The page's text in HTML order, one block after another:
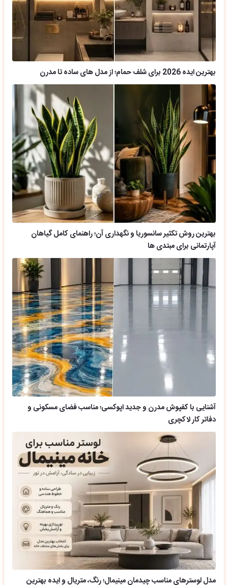
بهترین ایده 2026 برای شلف حمام؛ از مدل های ساده تا مدرن
بهترین روش تکثیر سانسوریا و نگهداری آن؛ راهنمای کامل گیاهان
آپارتمانی برای مبتدی ها
آشنایی با کفپوش مدرن و جدید اپوکسی؛ مناسب فضای مسکونی و
دفاتر کار لاکچری
مدل لوسترهای مناسب چیدمان مینیمال؛ رنگ، متریال و ایده بهترین